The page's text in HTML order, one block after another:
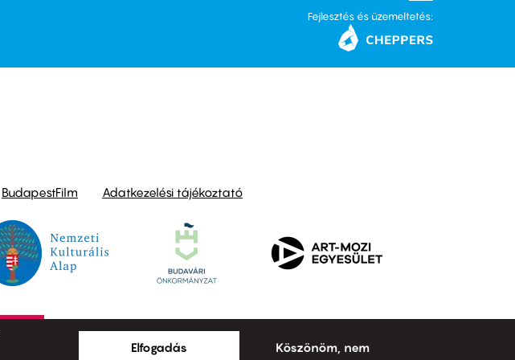
Fejlesztés és üzemeltetés:
BudapestFilm Adatkezelési tájékoztató
Elfogadás Köszönöm, nem